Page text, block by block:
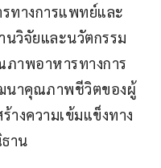
ทางการแพทย์และ
นวิจัยและนวัตกรรม
าพอาหารทางการ
นาคุณภาพชีวิตของผู้
างความเข้มแข็งทาง
าน